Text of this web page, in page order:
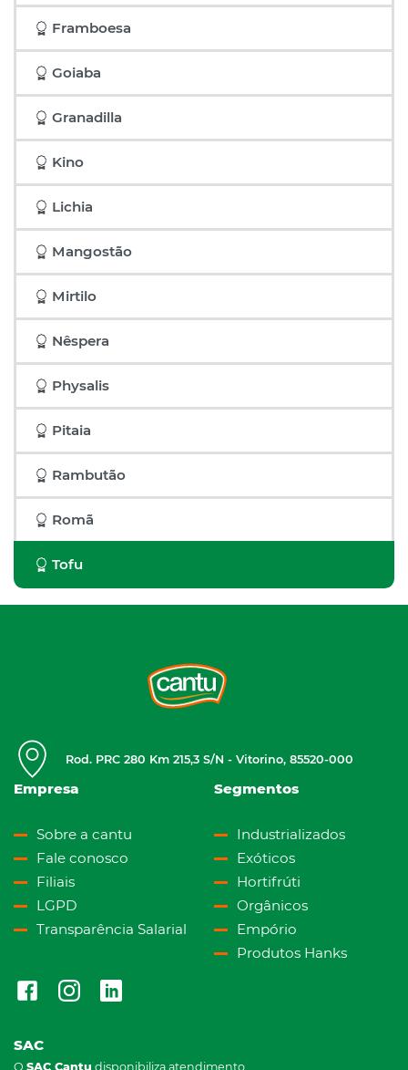
Framboesa
Goiaba
Granadilla
Kino
Lichia
Mangostão
Mirtilo
Nêspera
Physalis
Pitaia
Rambutão
Romã
Tofu
Rod. PRC 280 Km 215,3 S/N - Vitorino, 85520-000
Empresa
Sobre a cantu
Fale conosco
Filiais
LGPD
Transparência Salarial
Segmentos
Industrializados
Exóticos
Hortifrúti
Orgânicos
Empório
Produtos Hanks
SAC
O SAC Cantu disponibiliza atendimento